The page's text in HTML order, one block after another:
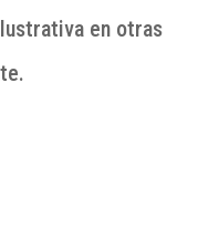
en otras